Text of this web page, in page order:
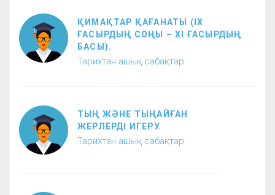
ҚИМАҚТАР ҚАҒАНАТЫ (ІХ
ҒАСЫРДЫҢ СОҢЫ – ХІ ҒАСЫРДЫҢ
БАСЫ).
Тарихтан ашық сабақтар
ТЫҢ ЖӘНЕ ТЫҢАЙҒАН
ЖЕРЛЕРДІ ИГЕРУ.
Тарихтан ашық сабақтар